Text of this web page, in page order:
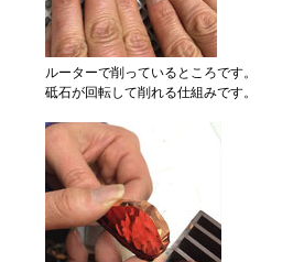
ルーターで削っているところです。
砥石が回転して削れる仕組みです。